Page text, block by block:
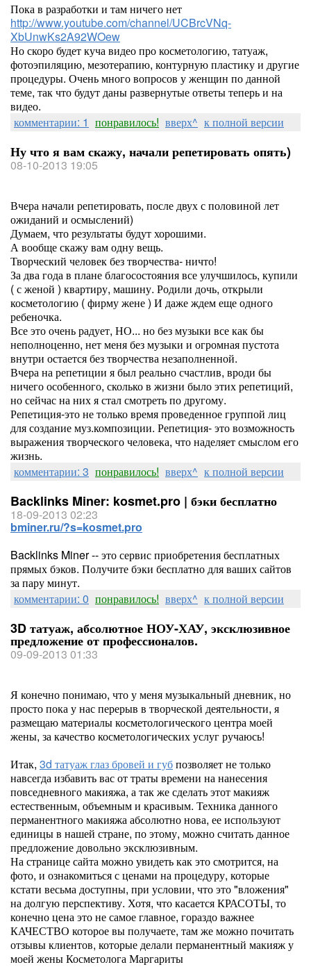
Пока в разработки и там ничего нет
http://www.youtube.com/channel/UCBrcVNq-
XbUnwKs2A92WOew
Но скоро будет куча видео про косметологию, татуаж,
фотоэпиляцию, мезотерапию, контурную пластику и другие
процедуры. Очень много вопросов у женщин по данной
теме, так что будут даны развернутые ответы теперь и на
видео.
комментарии: 1 понравилось! вверх^ к полной версии
Ну что я вам скажу, начали репетировать опять)
08-10-2013 19:05
Вчера начали репетировать, после двух с половиной лет
ожиданий и осмыслений)
Думаем, что результаты будут хорошими.
А вообще скажу вам одну вещь.
Творческий человек без творчества- ничто!
За два года в плане благосостояния все улучшилось, купили
( с женой ) квартиру, машину. Родили дочь, открыли
косметологию ( фирму жене ) И даже ждем еще одного
ребеночка.
Все это очень радует, НО... но без музыки все как бы
неполноценно, нет меня без музыки и огромная пустота
внутри остается без творчества незаполненной.
Вчера на репетиции я был реально счастлив, вроди бы
ничего особенного, сколько в жизни было этих репетиций,
но сейчас на них я стал смотреть по другому.
Репетиция-это не только время проведенное группой лиц
для создание муз.композиции. Репетиция- это возможность
выражения творческого человека, что наделяет смыслом его
жизнь.
комментарии: 3 понравилось! вверх^ к полной версии
Backlinks Miner: kosmet.pro | бэки бесплатно
18-09-2013 02:23
bminer.ru/?s=kosmet.pro
Backlinks Miner -- это сервис приобретения бесплатных
прямых бэков. Получите бэки бесплатно для ваших сайтов
за пару минут.
комментарии: 0 понравилось! вверх^ к полной версии
3D татуаж, абсолютное НОУ-ХАУ, эксклюзивное
предложение от профессионалов.
09-09-2013 01:33
Я конечно понимаю, что у меня музыкальный дневник, но
просто пока у нас перерыв в творческой деятельности, я
размещаю материалы косметологического центра моей
жены, за качество косметологических услуг ручаюсь!
Итак, 3d татуаж глаз бровей и губпозволяет не только
навсегда избавить вас от траты времени на нанесения
повседневного макияжа, а так же сделать этот макияж
естественным, объемным и красивым. Техника данного
перманентного макияжа абсолютно нова, ее используют
единицы в нашей стране, по этому, можно считать данное
предложение довольно эксклюзивным.
На странице сайта можно увидеть как это смотрится, на
фото, и ознакомиться с ценами на процедуру, которые
кстати весьма доступны, при условии, что это "вложения"
на долгую перспективу. Хотя, что касается КРАСОТЫ, то
конечно цена это не самое главное, гораздо важнее
КАЧЕСТВО которое вы получаете, там же можно почитать
отзывы клиентов, которые делали перманентный макияж у
моей жены Косметолога Маргариты